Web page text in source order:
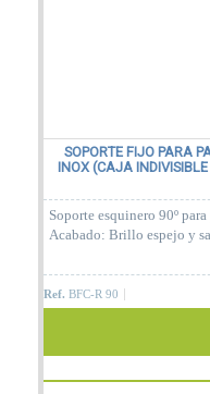
SOPORTE FIJO PARA
INOX (CAJA
Soporte esquinero 90º
Acabado: Brillo espejo y
Ref. BFC-R 90